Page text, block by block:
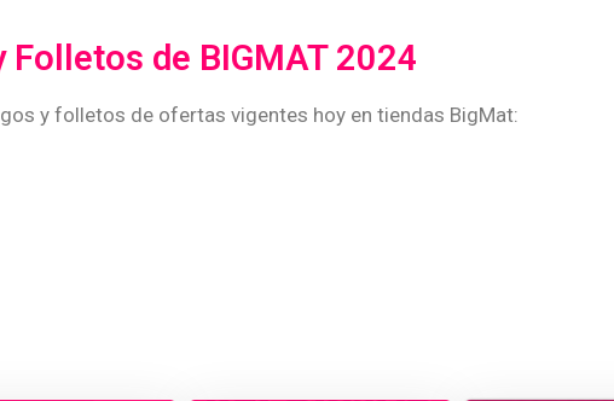
Folletos de BIGMAT 2024
y folletos de ofertas vigentes hoy en tiendas BigMat: